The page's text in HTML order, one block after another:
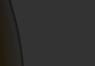
une aromatique
vieilles vignes du
d’un élevage de 1
récents.
vient se mêler aux